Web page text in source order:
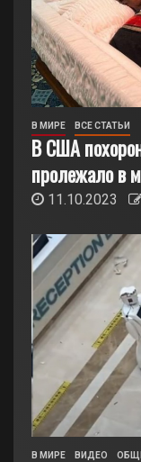
В МИРЕ ВСЕ СТАТЬИ
В США
пролежало в
11.10.2023
В МИРЕ ВИДЕО